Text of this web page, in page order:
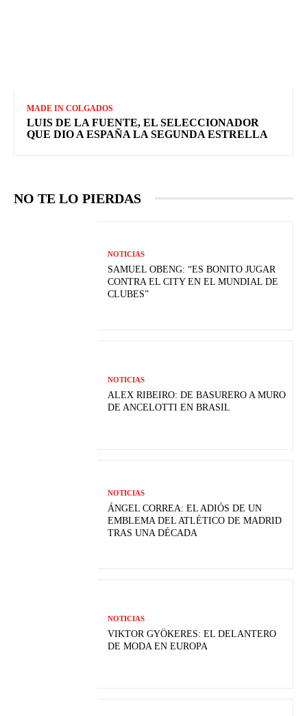
MADE IN COLGADOS
LUIS DE LA FUENTE, EL SELECCIONADOR
QUE DIO A ESPAÑA LA SEGUNDA ESTRELLA
NO TE LO PIERDAS
NOTICIAS
SAMUEL OBENG: “ES BONITO JUGAR
CONTRA EL CITY EN EL MUNDIAL DE
CLUBES”
NOTICIAS
ALEX RIBEIRO: DE BASURERO A MURO
DE ANCELOTTI EN BRASIL
NOTICIAS
ÁNGEL CORREA: EL ADIÓS DE UN
EMBLEMA DEL ATLÉTICO DE MADRID
TRAS UNA DÉCADA
NOTICIAS
VIKTOR GYÖKERES: EL DELANTERO
DE MODA EN EUROPA